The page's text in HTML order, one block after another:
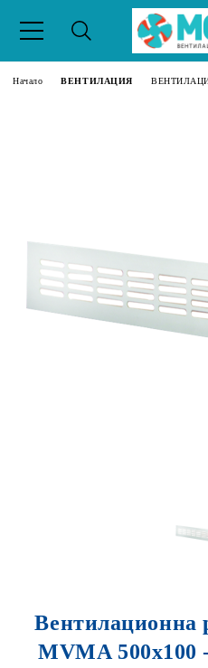
Начало ВЕНТИЛАЦИЯ
Вентилационна
MVMA 500x100